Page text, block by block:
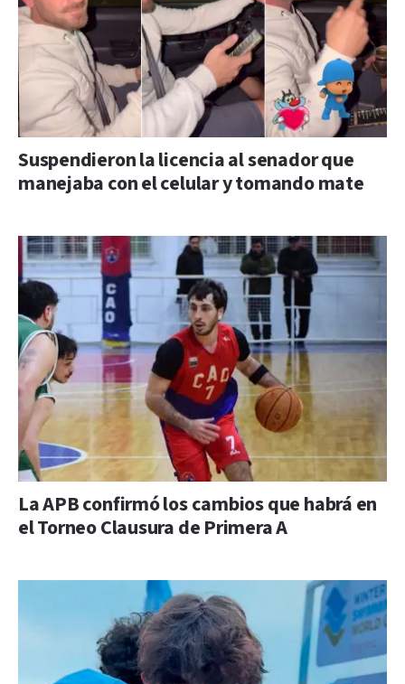
Suspendieron la licencia al senador que
manejaba con el celular y tomando mate
La APB confirmó los cambios que habrá en
el Torneo Clausura de Primera A